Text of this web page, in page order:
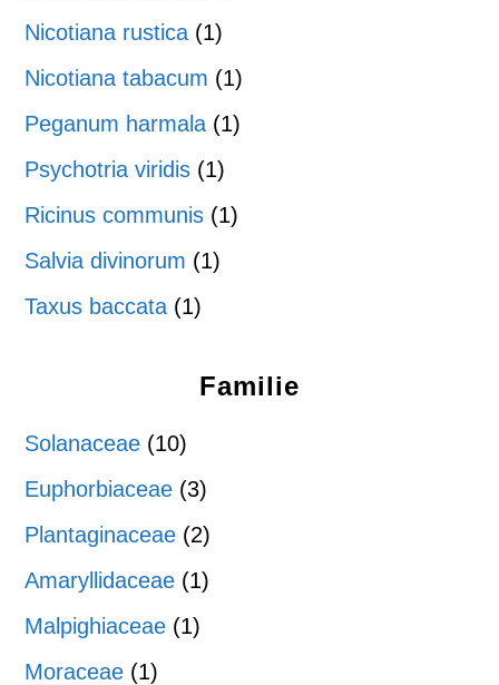
Nicotiana rustica (1)
Nicotiana tabacum (1)
Peganum harmala (1)
Psychotria viridis (1)
Ricinus communis (1)
Salvia divinorum (1)
Taxus baccata (1)
Familie
Solanaceae (10)
Euphorbiaceae (3)
Plantaginaceae (2)
Amaryllidaceae (1)
Malpighiaceae (1)
Moraceae (1)